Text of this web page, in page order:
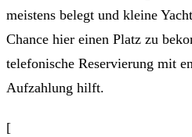
meistens belegt und kleine
Chance hier einen Platz zu
telefonische Reservierung mit
Aufzahlung hilft.
[